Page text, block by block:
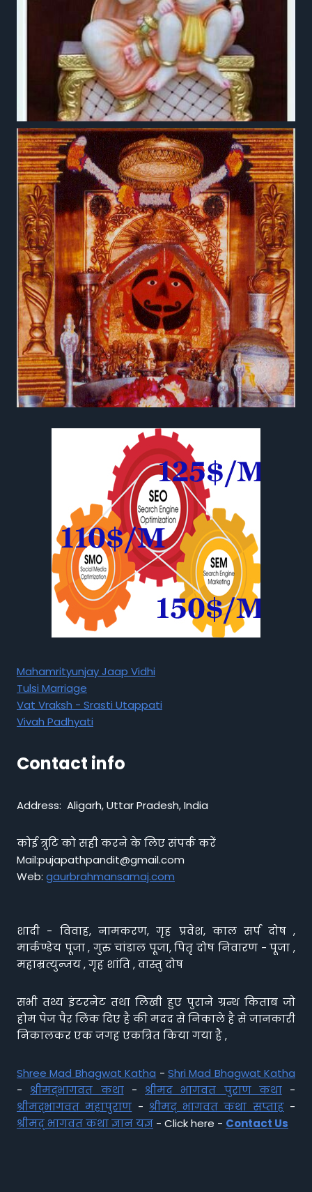
Mahamrityunjay Jaap Vidhi
Tulsi Marriage
Vat Vraksh - Srasti Utappati
Vivah Padhyati
Contact info
Address: Aligarh, Uttar Pradesh, India
कोई त्रुटि को सही करने के लिए संपर्क करें
Mail:pujapathpandit@gmail.com
Web: gaurbrahmansamaj.com
शादी - विवाह, नामकरण, गृह प्रवेश, काल सर्प दोष ,
मार्कण्डेय पूजा , गुरु चांडाल पूजा, पितृ दोष निवारण - पूजा ,
महाम्रत्युन्जय , गृह शांति , वास्तु दोष
सभी तथ्य इंटरनेट तथा लिखी हुए पुराने ग्रन्थ किताब जो
होम पेज पैर लिंक दिए है की मदद से निकाले है से जानकारी
निकालकर एक जगह एकत्रित किया गया है ,
Shree Mad Bhagwat Katha - Shri Mad Bhagwat Katha
- श्रीमद्भागवत कथा- श्रीमद भागवत पुराण कथा-
श्रीमद्भागवत महापुराण - श्रीमद् भागवत कथा सप्ताह-
श्रीमद् भागवत कथा ज्ञान यज्ञ - Click here - Contact Us